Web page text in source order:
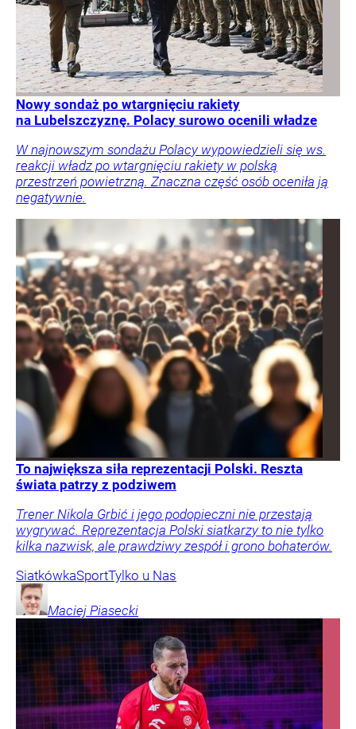
Nowy sondaż po wtargnięciu rakiety
na Lubelszczyznę. Polacy surowo ocenili władze
W najnowszym sondażu Polacy wypowiedzieli się ws.
reakcji władz po wtargnięciu rakiety w polską
przestrzeń powietrzną. Znaczna część osób oceniła ją
negatywnie.
To największa siła reprezentacji Polski. Reszta
świata patrzy z podziwem
Trener Nikola Grbić i jego podopieczni nie przestają
wygrywać. Reprezentacja Polski siatkarzy to nie tylko
kilka nazwisk, ale prawdziwy zespół i grono bohaterów.
SiatkówkaSportTylko u Nas
Maciej Piasecki